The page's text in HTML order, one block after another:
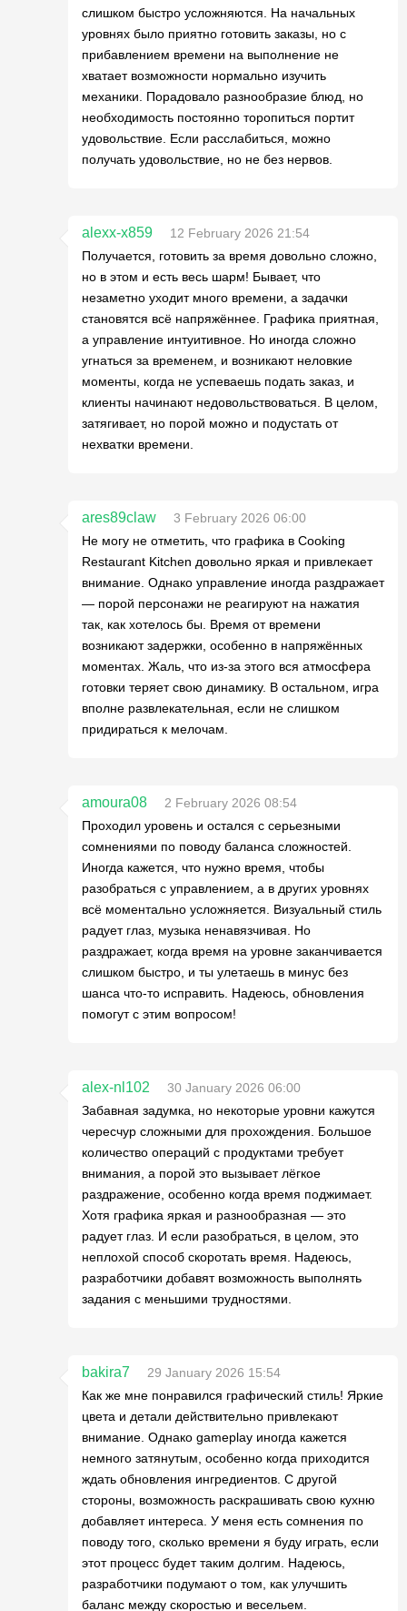
слишком быстро усложняются. На начальных
уровнях было приятно готовить заказы, но с
прибавлением времени на выполнение не
хватает возможности нормально изучить
механики. Порадовало разнообразие блюд, но
необходимость постоянно торопиться портит
удовольствие. Если расслабиться, можно
получать удовольствие, но не без нервов.
alexx-x859
12 February 2026 21:54
Получается, готовить за время довольно сложно,
но в этом и есть весь шарм! Бывает, что
незаметно уходит много времени, а задачки
становятся всё напряжённее. Графика приятная,
а управление интуитивное. Но иногда сложно
угнаться за временем, и возникают неловкие
моменты, когда не успеваешь подать заказ, и
клиенты начинают недовольствоваться. В целом,
затягивает, но порой можно и подустать от
нехватки времени.
ares89claw
3 February 2026 06:00
Не могу не отметить, что графика в Cooking
Restaurant Kitchen довольно яркая и привлекает
внимание. Однако управление иногда раздражает
— порой персонажи не реагируют на нажатия
так, как хотелось бы. Время от времени
возникают задержки, особенно в напряжённых
моментах. Жаль, что из-за этого вся атмосфера
готовки теряет свою динамику. В остальном, игра
вполне развлекательная, если не слишком
придираться к мелочам.
amoura08
2 February 2026 08:54
Проходил уровень и остался с серьезными
сомнениями по поводу баланса сложностей.
Иногда кажется, что нужно время, чтобы
разобраться с управлением, а в других уровнях
всё моментально усложняется. Визуальный стиль
радует глаз, музыка ненавязчивая. Но
раздражает, когда время на уровне заканчивается
слишком быстро, и ты улетаешь в минус без
шанса что-то исправить. Надеюсь, обновления
помогут с этим вопросом!
alex-nl102
30 January 2026 06:00
Забавная задумка, но некоторые уровни кажутся
чересчур сложными для прохождения. Большое
количество операций с продуктами требует
внимания, а порой это вызывает лёгкое
раздражение, особенно когда время поджимает.
Хотя графика яркая и разнообразная — это
радует глаз. И если разобраться, в целом, это
неплохой способ скоротать время. Надеюсь,
разработчики добавят возможность выполнять
задания с меньшими трудностями.
bakira7
29 January 2026 15:54
Как же мне понравился графический стиль! Яркие
цвета и детали действительно привлекают
внимание. Однако gameplay иногда кажется
немного затянутым, особенно когда приходится
ждать обновления ингредиентов. С другой
стороны, возможность раскрашивать свою кухню
добавляет интереса. У меня есть сомнения по
поводу того, сколько времени я буду играть, если
этот процесс будет таким долгим. Надеюсь,
разработчики подумают о том, как улучшить
баланс между скоростью и весельем.